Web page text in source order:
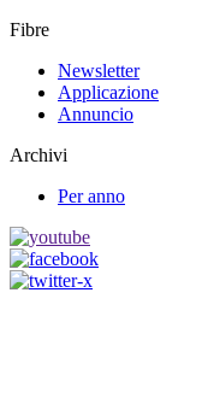
Fibre
Newsletter
Applicazione
Annuncio
Archivi
Per anno